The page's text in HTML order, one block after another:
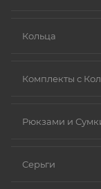
Кольца
Комплекты с
Рюкзами и
Серьги